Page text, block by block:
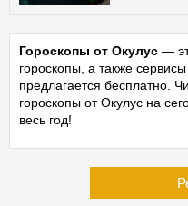
Гороскопы от Окулус —
гороскопы, а также
предлагается бесплатно.
гороскопы от Окулус на
весь год!